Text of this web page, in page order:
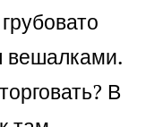
вешалками.
В